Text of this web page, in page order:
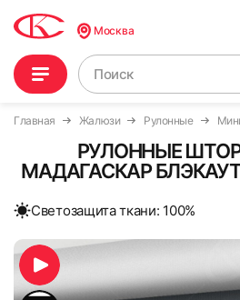
Москва
Главная Жалюзи Рулонные
РУЛОННЫЕ
МАДАГАСКАР
Cветозащита ткани: 100%